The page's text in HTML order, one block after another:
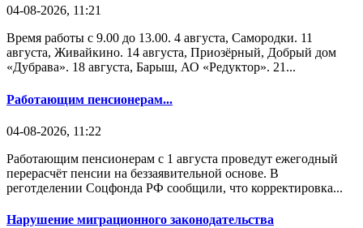
04-08-2026, 11:21
Время работы с 9.00 до 13.00. 4 августа, Самородки. 11
августа, Живайкино. 14 августа, Приозёрный, Добрый дом
«Дубрава». 18 августа, Барыш, АО «Редуктор». 21...
Работающим пенсионерам...
04-08-2026, 11:22
Работающим пенсионерам с 1 августа проведут ежегодный
перерасчёт пенсии на беззаявительной основе. В
реготделении Соцфонда РФ сообщили, что корректировка...
Нарушение миграционного законодательства